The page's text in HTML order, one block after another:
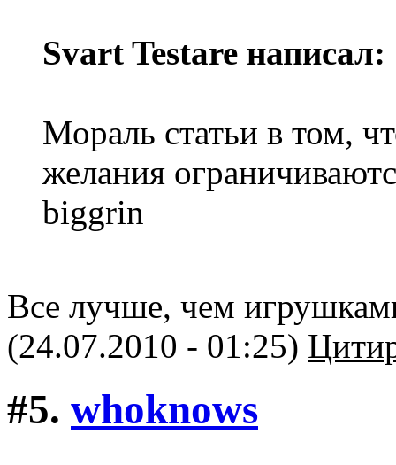
Svart Testare написал:
Мораль статьи в том,
желания
biggrin
Все лучше, чем
(24.07.2010 - 01:25)
#5. whoknows